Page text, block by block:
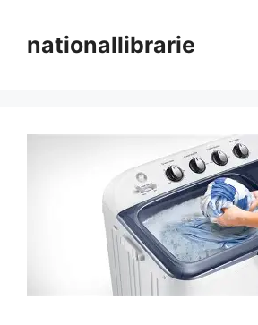
contentnationallibrarie